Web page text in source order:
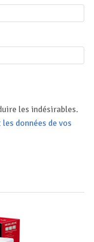
les indésirables.
données de vos